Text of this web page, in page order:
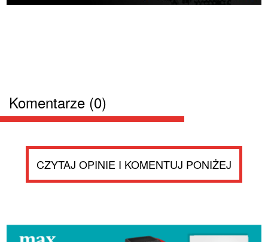
Komentarze (0)
CZYTAJ OPINIE I KOMENTUJ PONIŻEJ